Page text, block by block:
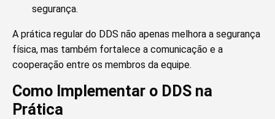
segurança.
A prática regular do DDS não apenas melhora a segurança
física, mas também fortalece a comunicação e a
cooperação entre os membros da equipe.
Como Implementar o DDS na
Prática